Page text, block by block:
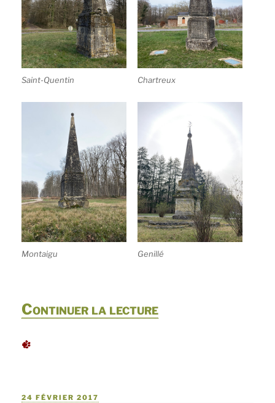
Saint-Quentin Chartreux
Montaigu Genillé
Continuer la lecturede
PUBLIÉ
24 FÉVRIER 2017